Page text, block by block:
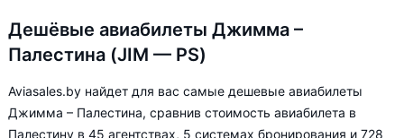
Дешёвые авиабилеты Джимма –
Палестина (JIM — PS)
Aviasales.by найдет для вас самые дешевые авиабилеты
Джимма – Палестина, сравнив стоимость авиабилета в
Палестину в 45 агентствах, 5 системах бронирования и 728